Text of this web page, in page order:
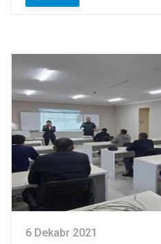
6 Dekabr 2021